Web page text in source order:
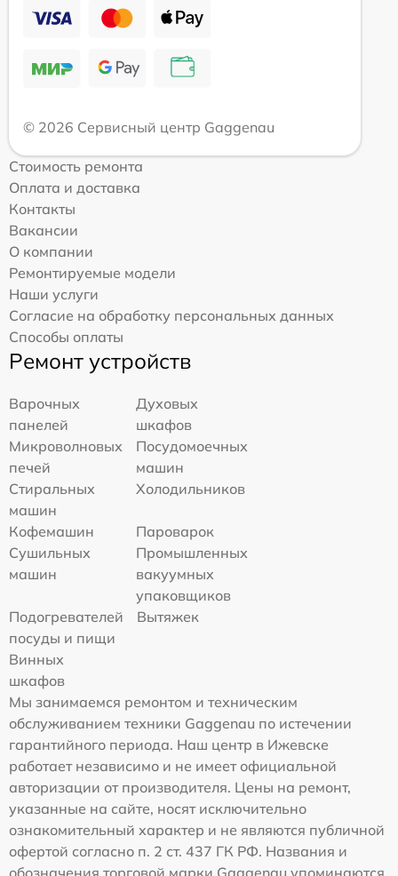
© 2026 Сервисный центр Gaggenau
Стоимость ремонта
Оплата и доставка
Контакты
Вакансии
О компании
Ремонтируемые модели
Наши услуги
Согласие на обработку персональных данных
Способы оплаты
Ремонт устройств
Варочных
панелей
Духовых
шкафов
Микроволновых
печей
Посудомоечных
машин
Стиральных
машин
Холодильников
Кофемашин
Пароварок
Сушильных
машин
Промышленных
вакуумных
упаковщиков
Подогревателей
посуды и пищи
Вытяжек
Винных
шкафов
Мы занимаемся ремонтом и техническим
обслуживанием техники Gaggenau по истечении
гарантийного периода. Наш центр в Ижевске
работает независимо и не имеет официальной
авторизации от производителя. Цены на ремонт,
указанные на сайте, носят исключительно
ознакомительный характер и не являются публичной
офертой согласно п. 2 ст. 437 ГК РФ. Названия и
обозначения торговой марки Gaggenau упоминаются